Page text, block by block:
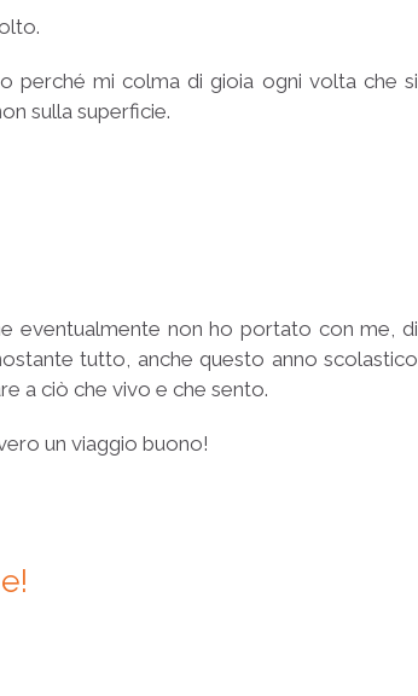
perché mi colma di gioia ogni volta che si
sulla superficie.
eventualmente non ho portato con me, di
tutto, anche questo anno scolastico
a ciò che vivo e che sento.
un viaggio buono!